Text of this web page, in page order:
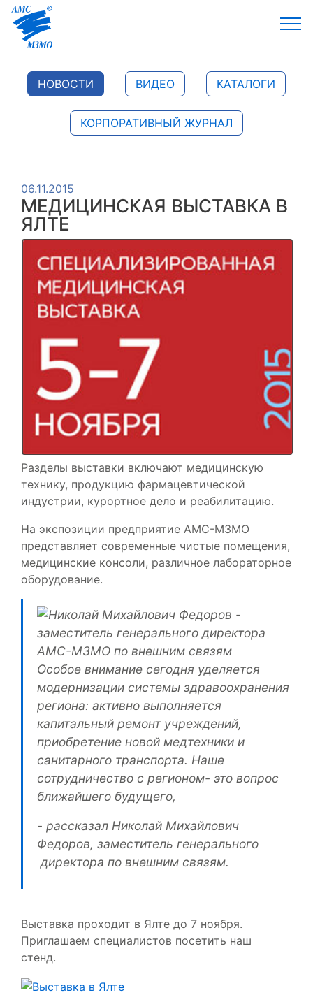
НОВОСТИ ВИДЕО КАТАЛОГИ
КОРПОРАТИВНЫЙ ЖУРНАЛ
06.11.2015
МЕДИЦИНСКАЯ ВЫСТАВКА В
ЯЛТЕ
Разделы выставки включают медицинскую
технику, продукцию фармацевтической
индустрии, курортное дело и реабилитацию.
На экспозиции предприятие АМС-МЗМО
представляет современные чистые помещения,
медицинские консоли, различное лабораторное
оборудование.
Особое внимание сегодня уделяется
модернизации системы здравоохранения
региона: активно выполняется
капитальный ремонт учреждений,
приобретение новой медтехники и
санитарного транспорта. Наше
сотрудничество с регионом- это вопрос
ближайшего будущего,
- рассказал Николай Михайлович
Федоров, заместитель генерального
директора по внешним связям.
Выставка проходит в Ялте до 7 ноября.
Приглашаем специалистов посетить наш
стенд.